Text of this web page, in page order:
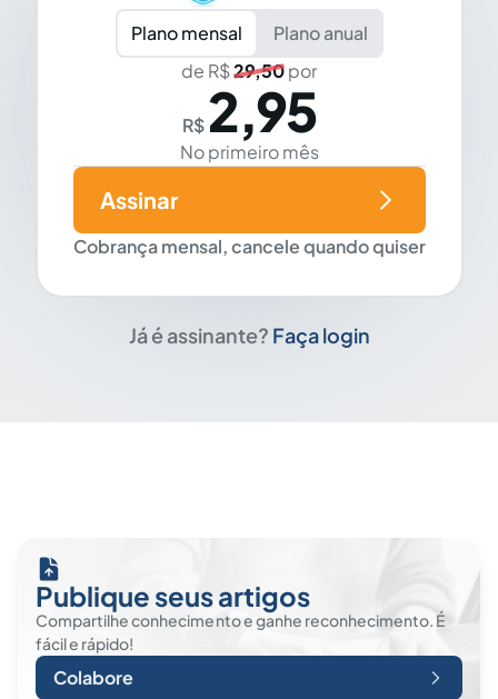
Plano mensal
Plano anual
de R$29,50por
R$ 2,95
No primeiro mês
Cobrança mensal, cancele quando quiser
Assinar
Já é assinante? Faça login
Publique seus artigos
Compartilhe conhecimento e ganhe reconhecimento. É
fácil e rápido!
Colabore